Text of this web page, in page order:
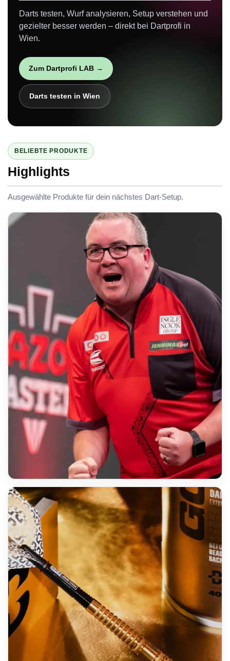
Darts testen, Wurf analysieren, Setup verstehen und
gezielter besser werden – direkt bei Dartprofi in
Wien.
Zum Dartprofi LAB →
Darts testen in Wien
BELIEBTE PRODUKTE
Highlights
Ausgewählte Produkte für dein nächstes Dart-Setup.
NEUHEIT
Bunting VOID G5
95 % Tungsten · Turnierklasse